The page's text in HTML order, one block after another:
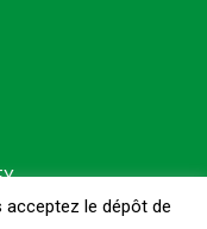
acceptez le dépôt de